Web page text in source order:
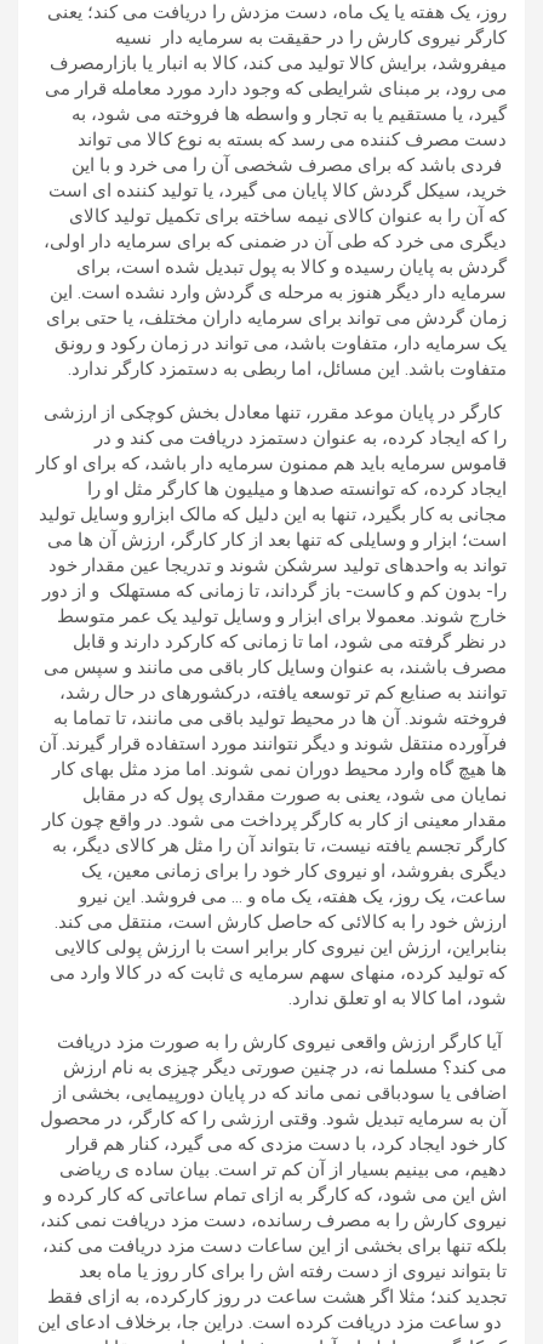
روز، یک هفته یا یک ماه، دست مزدش را دریافت می کند؛ یعنی
کارگر نیروی کارش را در حقیقت به سرمایه دار نسیه
میفروشد، برایش کالا تولید می کند، کالا به انبار یا بازارمصرف
می رود، بر مبنای شرایطی که وجود دارد مورد معامله قرار می
گیرد، یا مستقیم یا به تجار و واسطه ها فروخته می شود، به
دست مصرف کننده می رسد که بسته به نوع کالا می تواند
فردی باشد که برای مصرف شخصی آن را می خرد و با این
خرید، سیکل گردش کالا پایان می گیرد، یا تولید کننده ای است
که آن را به عنوان کالای نیمه ساخته برای تکمیل تولید کالای
دیگری می خرد که طی آن در ضمنی که برای سرمایه دار اولی،
گردش به پایان رسیده و کالا به پول تبدیل شده است، برای
سرمایه دار دیگر هنوز به مرحله ی گردش وارد نشده است. این
زمان گردش می تواند برای سرمایه داران مختلف، یا حتی برای
یک سرمایه دار، متفاوت باشد، می تواند در زمان رکود و رونق
متفاوت باشد. این مسائل، اما ربطی به دستمزد کارگر ندارد.
کارگر در پایان موعد مقرر، تنها معادل بخش کوچکی از ارزشی
را که ایجاد کرده، به عنوان دستمزد دریافت می کند و در
قاموس سرمایه باید هم ممنون سرمایه دار باشد، که برای او کار
ایجاد کرده، که توانسته صدها و میلیون ها کارگر مثل او را
مجانی به کار بگیرد، تنها به این دلیل که مالک ابزارو وسایل تولید
است؛ ابزار و وسایلی که تنها بعد از کار کارگر، ارزش آن ها می
تواند به واحدهای تولید سرشکن شوند و تدریجا عین مقدار خود
را- بدون کم و کاست- باز گرداند، تا زمانی که مستهلک و از دور
خارج شوند. معمولا برای ابزار و وسایل تولید یک عمر متوسط
در نظر گرفته می شود، اما تا زمانی که کارکرد دارند و قابل
مصرف باشند، به عنوان وسایل کار باقی می مانند و سپس می
توانند به صنایع کم تر توسعه یافته، درکشورهای در حال رشد،
فروخته شوند. آن ها در محیط تولید باقی می مانند، تا تماما به
فرآورده منتقل شوند و دیگر نتوانند مورد استفاده قرار گیرند. آن
ها هیچ گاه وارد محیط دوران نمی شوند. اما مزد مثل بهای کار
نمایان می شود، یعنی به صورت مقداری پول که در مقابل
مقدار معینی از کار به کارگر پرداخت می شود. در واقع چون کار
کارگر تجسم یافته نیست، تا بتواند آن را مثل هر کالای دیگر، به
دیگری بفروشد، او نیروی کار خود را برای زمانی معین، یک
ساعت، یک روز، یک هفته، یک ماه و … می فروشد. این نیرو
ارزش خود را به کالائی که حاصل کارش است، منتقل می کند.
بنابراین، ارزش این نیروی کار برابر است با ارزش پولی کالایی
که تولید کرده، منهای سهم سرمایه ی ثابت که در کالا وارد می
شود، اما کالا به او تعلق ندارد.
آیا کارگر ارزش واقعی نیروی کارش را به صورت مزد دریافت
می کند؟ مسلما نه، در چنین صورتی دیگر چیزی به نام ارزش
اضافی یا سودباقی نمی ماند که در پایان دورپیمایی، بخشی از
آن به سرمایه تبدیل شود. وقتی ارزشی را که کارگر، در محصول
کار خود ایجاد کرد، با دست مزدی که می گیرد، کنار هم قرار
دهیم، می بینیم بسیار از آن کم تر است. بیان ساده ی ریاضی
اش این می شود، که کارگر به ازای تمام ساعاتی که کار کرده و
نیروی کارش را به مصرف رسانده، دست مزد دریافت نمی کند،
بلکه تنها برای بخشی از این ساعات دست مزد دریافت می کند،
تا بتواند نیروی از دست رفته اش را برای کار روز یا ماه بعد
تجدید کند؛ مثلا اگر هشت ساعت در روز کارکرده، به ازای فقط
دو ساعت مزد دریافت کرده است. دراین جا، برخلاف ادعای این